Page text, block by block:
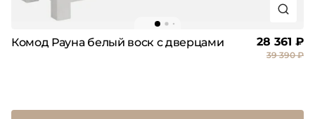
Комод Рауна белый воск с дверцами 28 361 ₽
39 390 ₽